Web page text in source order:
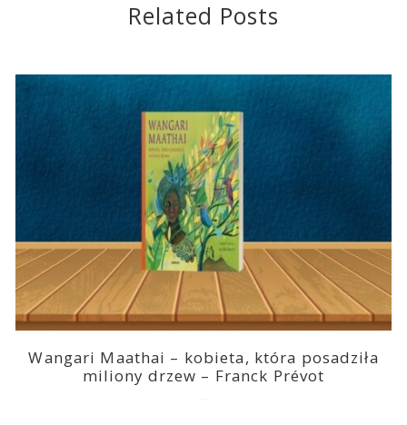
Related Posts
Wangari Maathai – kobieta, która posadziła
miliony drzew – Franck Prévot